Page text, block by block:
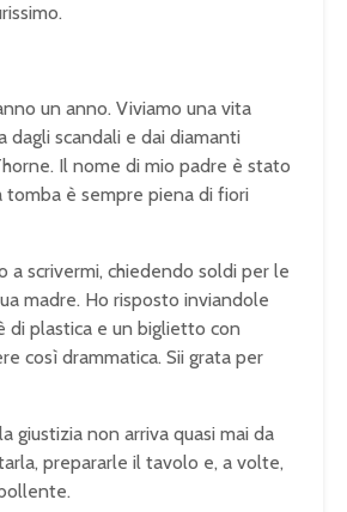
un anno. Viviamo una vita
dagli scandali e dai diamanti
Il nome di mio padre è stato
tomba è sempre piena di fiori
a scrivermi, chiedendo soldi per le
madre. Ho risposto inviandole
di plastica e un biglietto con
così drammatica. Sii grata per
giustizia non arriva quasi mai da
prepararle il tavolo e, a volte,